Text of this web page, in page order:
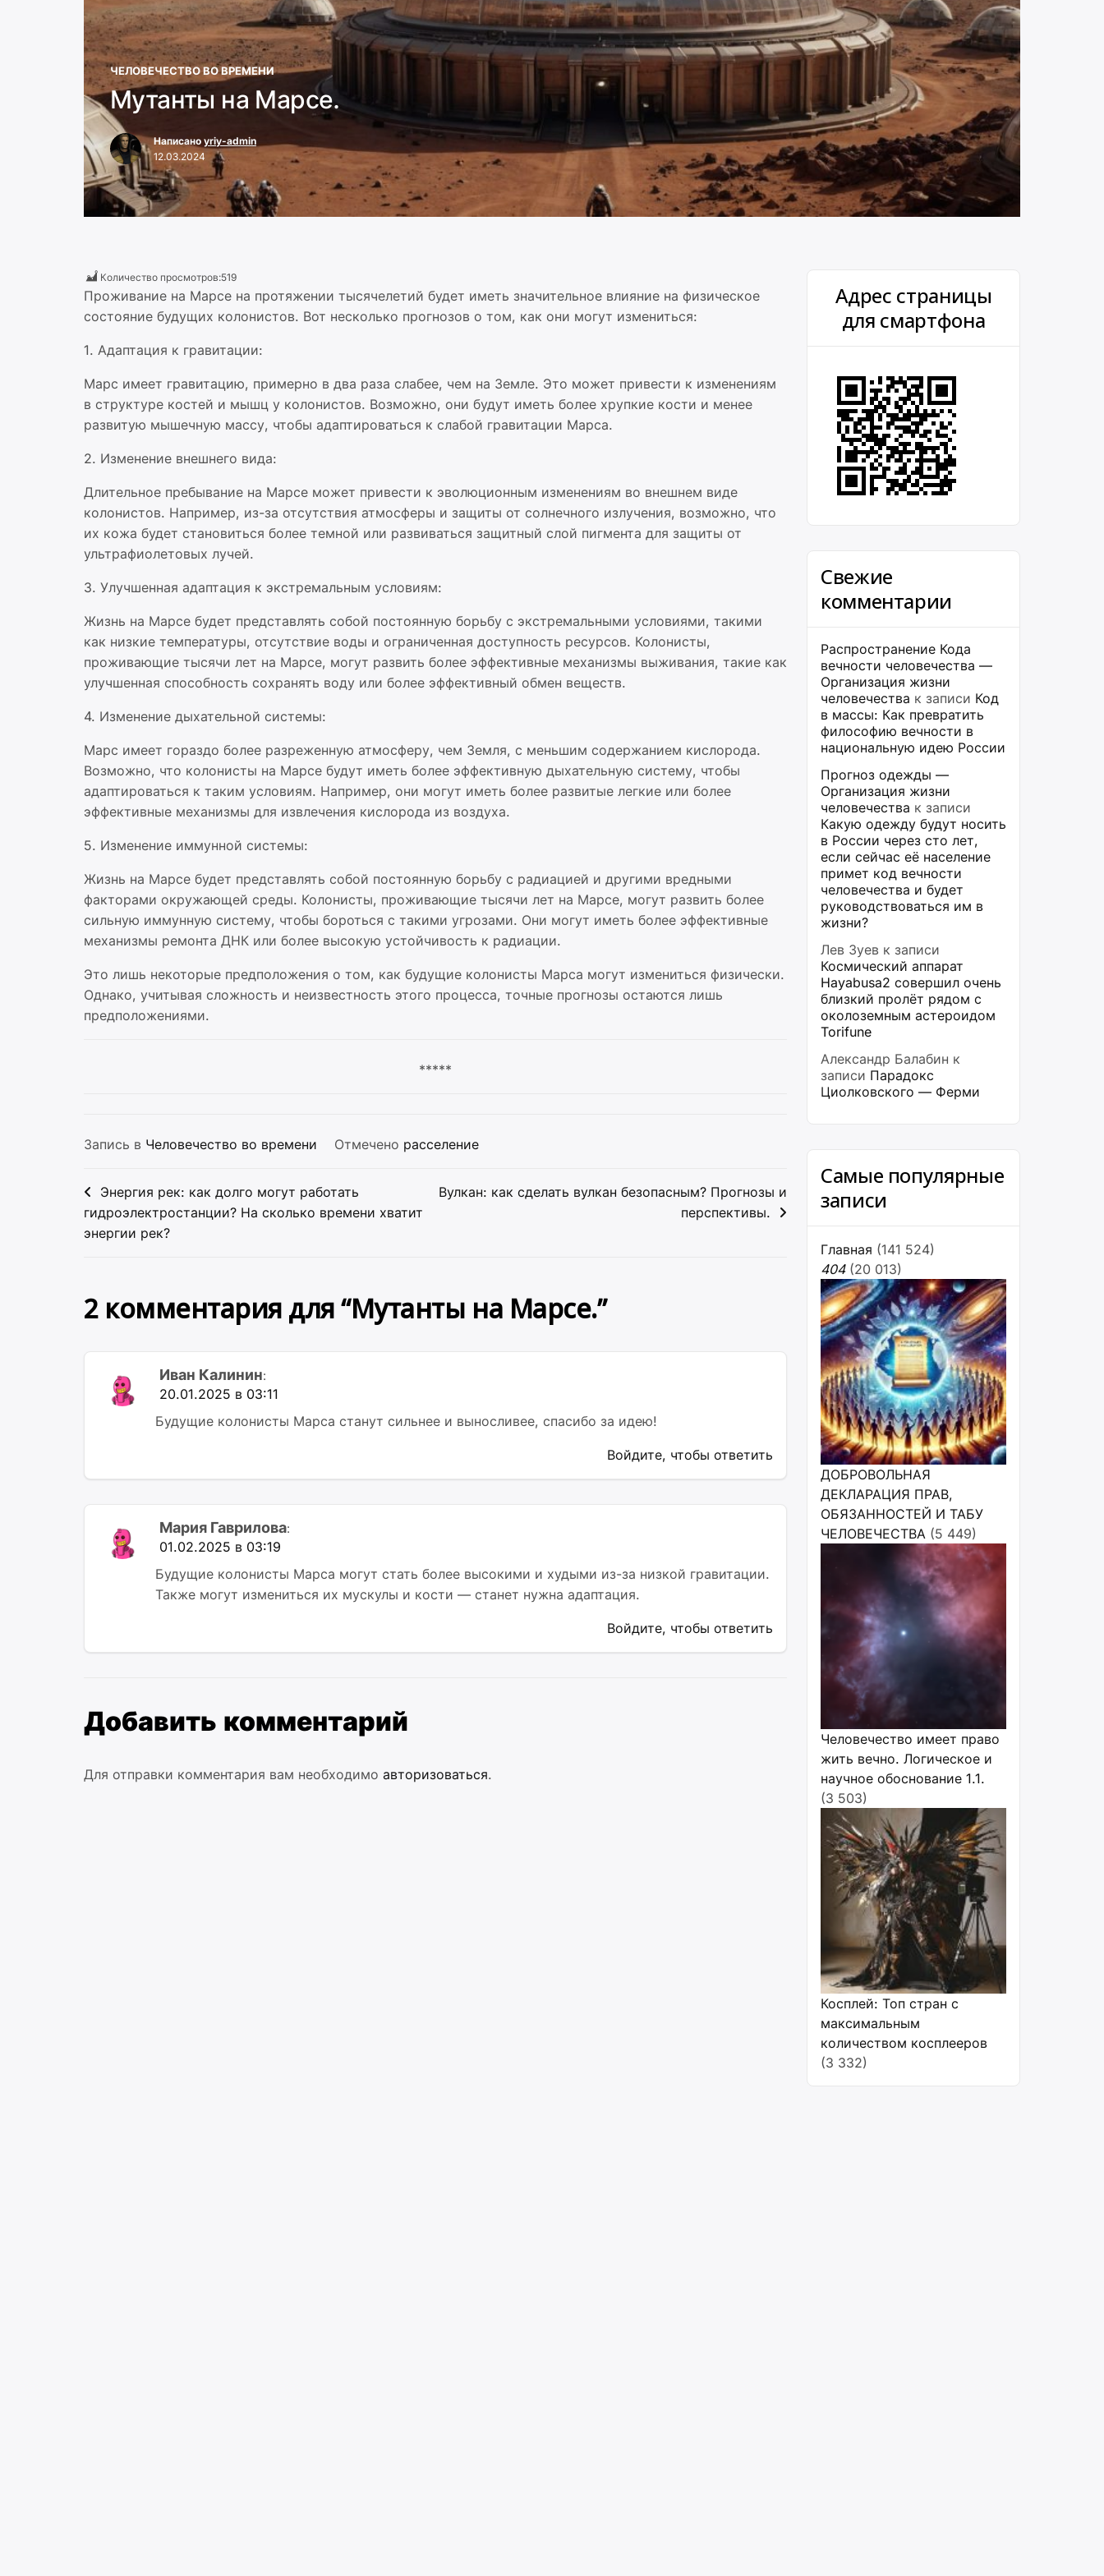
ЧЕЛОВЕЧЕСТВО ВО ВРЕМЕНИ
Мутанты на Марсе.
Написано yriy-admin
12.03.2024
Количество просмотров:519
Проживание на Марсе на протяжении тысячелетий будет иметь значительное влияние на физическое
состояние будущих колонистов. Вот несколько прогнозов о том, как они могут измениться:
1. Адаптация к гравитации:
Марс имеет гравитацию, примерно в два раза слабее, чем на Земле. Это может привести к изменениям
в структуре костей и мышц у колонистов. Возможно, они будут иметь более хрупкие кости и менее
развитую мышечную массу, чтобы адаптироваться к слабой гравитации Марса.
2. Изменение внешнего вида:
Длительное пребывание на Марсе может привести к эволюционным изменениям во внешнем виде
колонистов. Например, из-за отсутствия атмосферы и защиты от солнечного излучения, возможно, что
их кожа будет становиться более темной или развиваться защитный слой пигмента для защиты от
ультрафиолетовых лучей.
3. Улучшенная адаптация к экстремальным условиям:
Жизнь на Марсе будет представлять собой постоянную борьбу с экстремальными условиями, такими
как низкие температуры, отсутствие воды и ограниченная доступность ресурсов. Колонисты,
проживающие тысячи лет на Марсе, могут развить более эффективные механизмы выживания, такие как
улучшенная способность сохранять воду или более эффективный обмен веществ.
4. Изменение дыхательной системы:
Марс имеет гораздо более разреженную атмосферу, чем Земля, с меньшим содержанием кислорода.
Возможно, что колонисты на Марсе будут иметь более эффективную дыхательную систему, чтобы
адаптироваться к таким условиям. Например, они могут иметь более развитые легкие или более
эффективные механизмы для извлечения кислорода из воздуха.
5. Изменение иммунной системы:
Жизнь на Марсе будет представлять собой постоянную борьбу с радиацией и другими вредными
факторами окружающей среды. Колонисты, проживающие тысячи лет на Марсе, могут развить более
сильную иммунную систему, чтобы бороться с такими угрозами. Они могут иметь более эффективные
механизмы ремонта ДНК или более высокую устойчивость к радиации.
Это лишь некоторые предположения о том, как будущие колонисты Марса могут измениться физически.
Однако, учитывая сложность и неизвестность этого процесса, точные прогнозы остаются лишь
предположениями.
*****
Запись в Человечество во времени Отмечено расселение
Навигация
по
записям
Энергия рек: как долго могут работать
гидроэлектростанции? На сколько времени хватит
энергии рек?
Вулкан: как сделать вулкан безопасным? Прогнозы и
перспективы.
2 комментария для “Мутанты на Марсе.”
Иван Калинин:
20.01.2025 в 03:11
Будущие колонисты Марса станут сильнее и выносливее, спасибо за идею!
Войдите, чтобы ответить
Мария Гаврилова:
01.02.2025 в 03:19
Будущие колонисты Марса могут стать более высокими и худыми из-за низкой гравитации.
Также могут измениться их мускулы и кости — станет нужна адаптация.
Войдите, чтобы ответить
Добавить комментарий
Для отправки комментария вам необходимо авторизоваться.
Адрес страницы
для смартфона
Свежие
комментарии
Распространение Кода
вечности человечества —
Организация жизни
человечества к записи Код
в массы: Как превратить
философию вечности в
национальную идею России
Прогноз одежды —
Организация жизни
человечества к записи
Какую одежду будут носить
в России через сто лет,
если сейчас её население
примет код вечности
человечества и будет
руководствоваться им в
жизни?
Лев Зуев к записи
Космический аппарат
Hayabusa2 совершил очень
близкий пролёт рядом с
околоземным астероидом
Torifune
Александр Балабин к
записи Парадокс
Циолковского — Ферми
Самые популярные
записи
Главная (141 524)
404 (20 013)
ДОБРОВОЛЬНАЯ
ДЕКЛАРАЦИЯ ПРАВ,
ОБЯЗАННОСТЕЙ И ТАБУ
ЧЕЛОВЕЧЕСТВА (5 449)
Человечество имеет право
жить вечно. Логическое и
научное обоснование 1.1.
(3 503)
Косплей: Топ стран с
максимальным
количеством косплееров
(3 332)